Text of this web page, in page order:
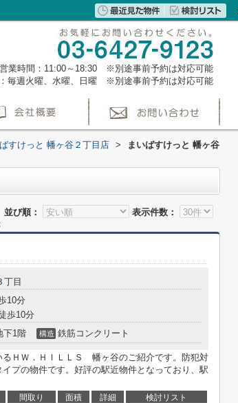
営業時間：11:00～18:30 ※別途事前予約は対応可能
毎週火曜、水曜、日曜 ※別途事前予約は対応可能
すけっと 幡ヶ谷２丁目店 >
まいばすけっと 幡ヶ谷
並び順： 表示件数：
丁目
10分
歩10分
下1階 構造 鉄筋コンクリート
るＨＷ．ＨＩＬＬＳ 幡ヶ谷のご紹介です。防犯対
プの物件です。好評の駅近物件となっており、駅
間取り 面積 詳細 検討リスト